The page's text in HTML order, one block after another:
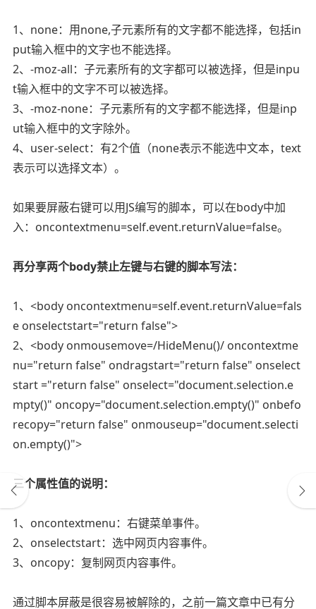
1、none：用none,子元素所有的文字都不能选择，包括in
put输入框中的文字也不能选择。
2、-moz-all：子元素所有的文字都可以被选择，但是inpu
t输入框中的文字不可以被选择。
3、-moz-none：子元素所有的文字都不能选择，但是inp
ut输入框中的文字除外。
4、user-select：有2个值（none表示不能选中文本，text
表示可以选择文本）。
如果要屏蔽右键可以用JS编写的脚本，可以在body中加
入：oncontextmenu=self.event.returnValue=false。
再分享两个body禁止左键与右键的脚本写法：
1、<body oncontextmenu=self.event.returnValue=fals
e onselectstart="return false">
2、<body onmousemove=/HideMenu()/ oncontextme
nu="return false" ondragstart="return false" onselect
start ="return false" onselect="document.selection.e
mpty()" oncopy="document.selection.empty()" onbefo
recopy="return false" onmouseup="document.selecti
on.empty()">
三个属性值的说明：
1、oncontextmenu：右键菜单事件。
2、onselectstart：选中网页内容事件。
3、oncopy：复制网页内容事件。
通过脚本屏蔽是很容易被解除的，之前一篇文章中已有分